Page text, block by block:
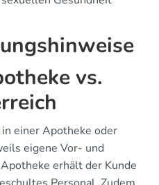
vs.
einer Apotheke oder
eigene Vor- und
erhält der Kunde